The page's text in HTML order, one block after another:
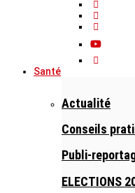
Santé
Actualité
Conseils
Publi-
ELECTIONS